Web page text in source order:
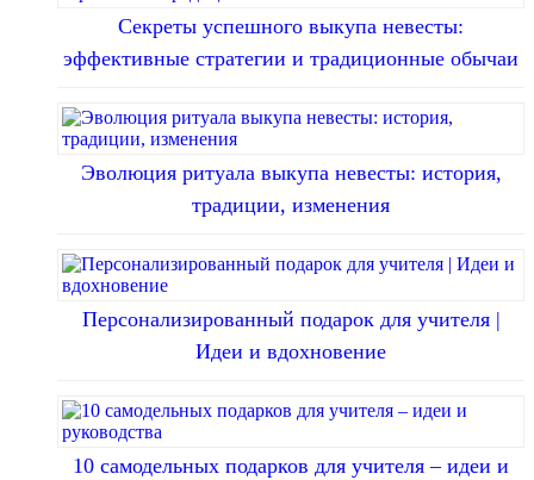
Секреты успешного выкупа невесты:
эффективные стратегии и традиционные обычаи
Эволюция ритуала выкупа невесты: история,
традиции, изменения
Персонализированный подарок для учителя |
Идеи и вдохновение
10 самодельных подарков для учителя – идеи и